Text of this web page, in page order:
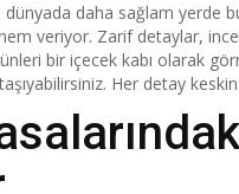
dünyada daha sağlam yerde
veriyor. Zarif detaylar,
bir içecek kabı olarak
Her detay